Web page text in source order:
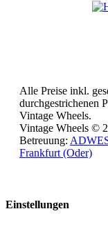
Alle Preise inkl.
durchgestrichenen
Vintage Wheels.
Vintage Wheels ©
Betreuung:
Frankfurt (Oder)
Einstellungen